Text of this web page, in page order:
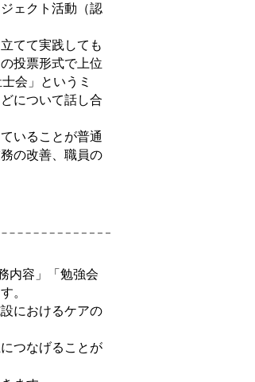
ェクト活動（認
てて実践しても
投票形式で上位
会」というミ
について話し合
いることが普通
の改善、職員の
内容」「勉強会
。
におけるケアの
つなげることが